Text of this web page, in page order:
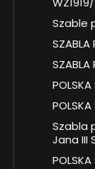
Szable
SZABLA
SZABLA
POLSKA
POLSKA
Szabla
Jana III